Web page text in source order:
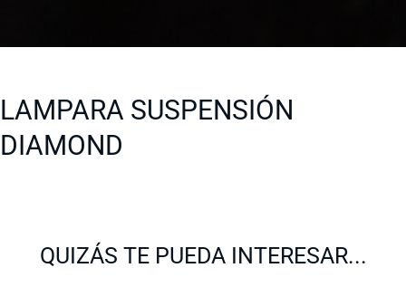
LAMPARA SUSPENSIÓN
DIAMOND
QUIZÁS TE PUEDA INTERESAR...